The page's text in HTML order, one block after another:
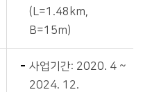
(L=1.48km,
B=15m)
사업기간: 2020. 4 ~
2024. 12.